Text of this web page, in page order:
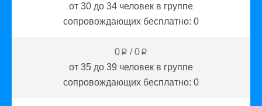
от 30 до 34 человек в группе
сопровождающих бесплатно: 0
0 p /0 p
от 35 до 39 человек в группе
сопровождающих бесплатно: 0